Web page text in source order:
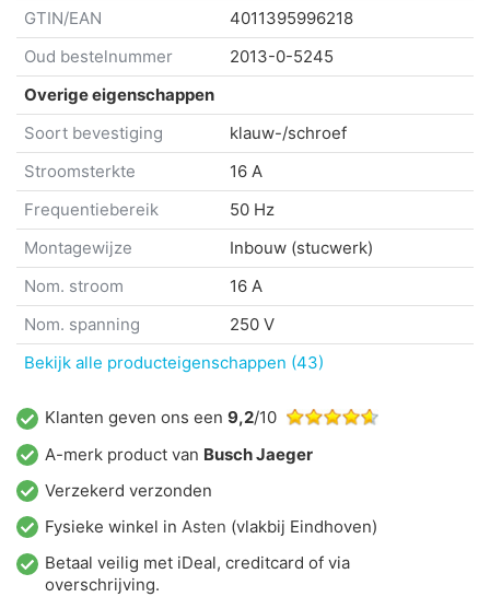
GTIN/EAN
4011395996218
Oud bestelnummer
2013-0-5245
Overige eigenschappen
Soort bevestiging
klauw-/schroef
Stroomsterkte
16 A
Frequentiebereik
50 Hz
Montagewijze
Inbouw (stucwerk)
Nom. stroom
16 A
Nom. spanning
250 V
Bekijk alle producteigenschappen (43)
Klanten geven ons een 9,2/10
A-merk product van Busch Jaeger
Verzekerd verzonden
Fysieke winkel in Asten (vlakbij Eindhoven)
Betaal veilig met iDeal, creditcard of via
overschrijving.